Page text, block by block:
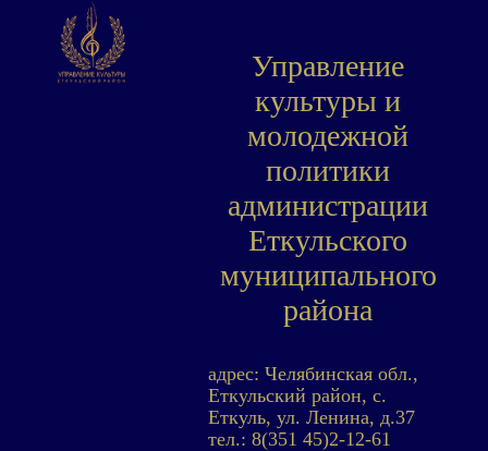
Управление
культуры и
молодежной
политики
администрации
Еткульского
муниципального
района
адрес: Челябинская обл.,
Еткульский район, с.
Еткуль, ул. Ленина, д.37
тел.: 8(351 45)2-12-61